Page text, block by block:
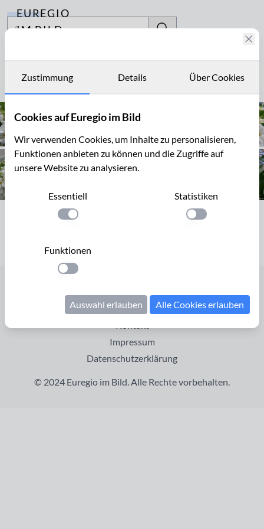
EUREGIO
IM BILD
Archiv
Kontakt
Archiv
Cookies verwalten
Impressum
Datenschutzerklärung
© 2024 Euregio im Bild. Alle Rechte vorbehalten.
Zustimmung Details Über Cookies
Cookies auf Euregio im Bild
Wir verwenden Cookies, um Inhalte zu personalisieren,
Funktionen anbieten zu können und die Zugriffe auf
unsere Website zu analysieren.
Essentiell
Einstellung anwenden
Statistiken
Einstellung
Funktionen
Einstellung anwenden
Auswahl erlauben Alle Cookies erlauben